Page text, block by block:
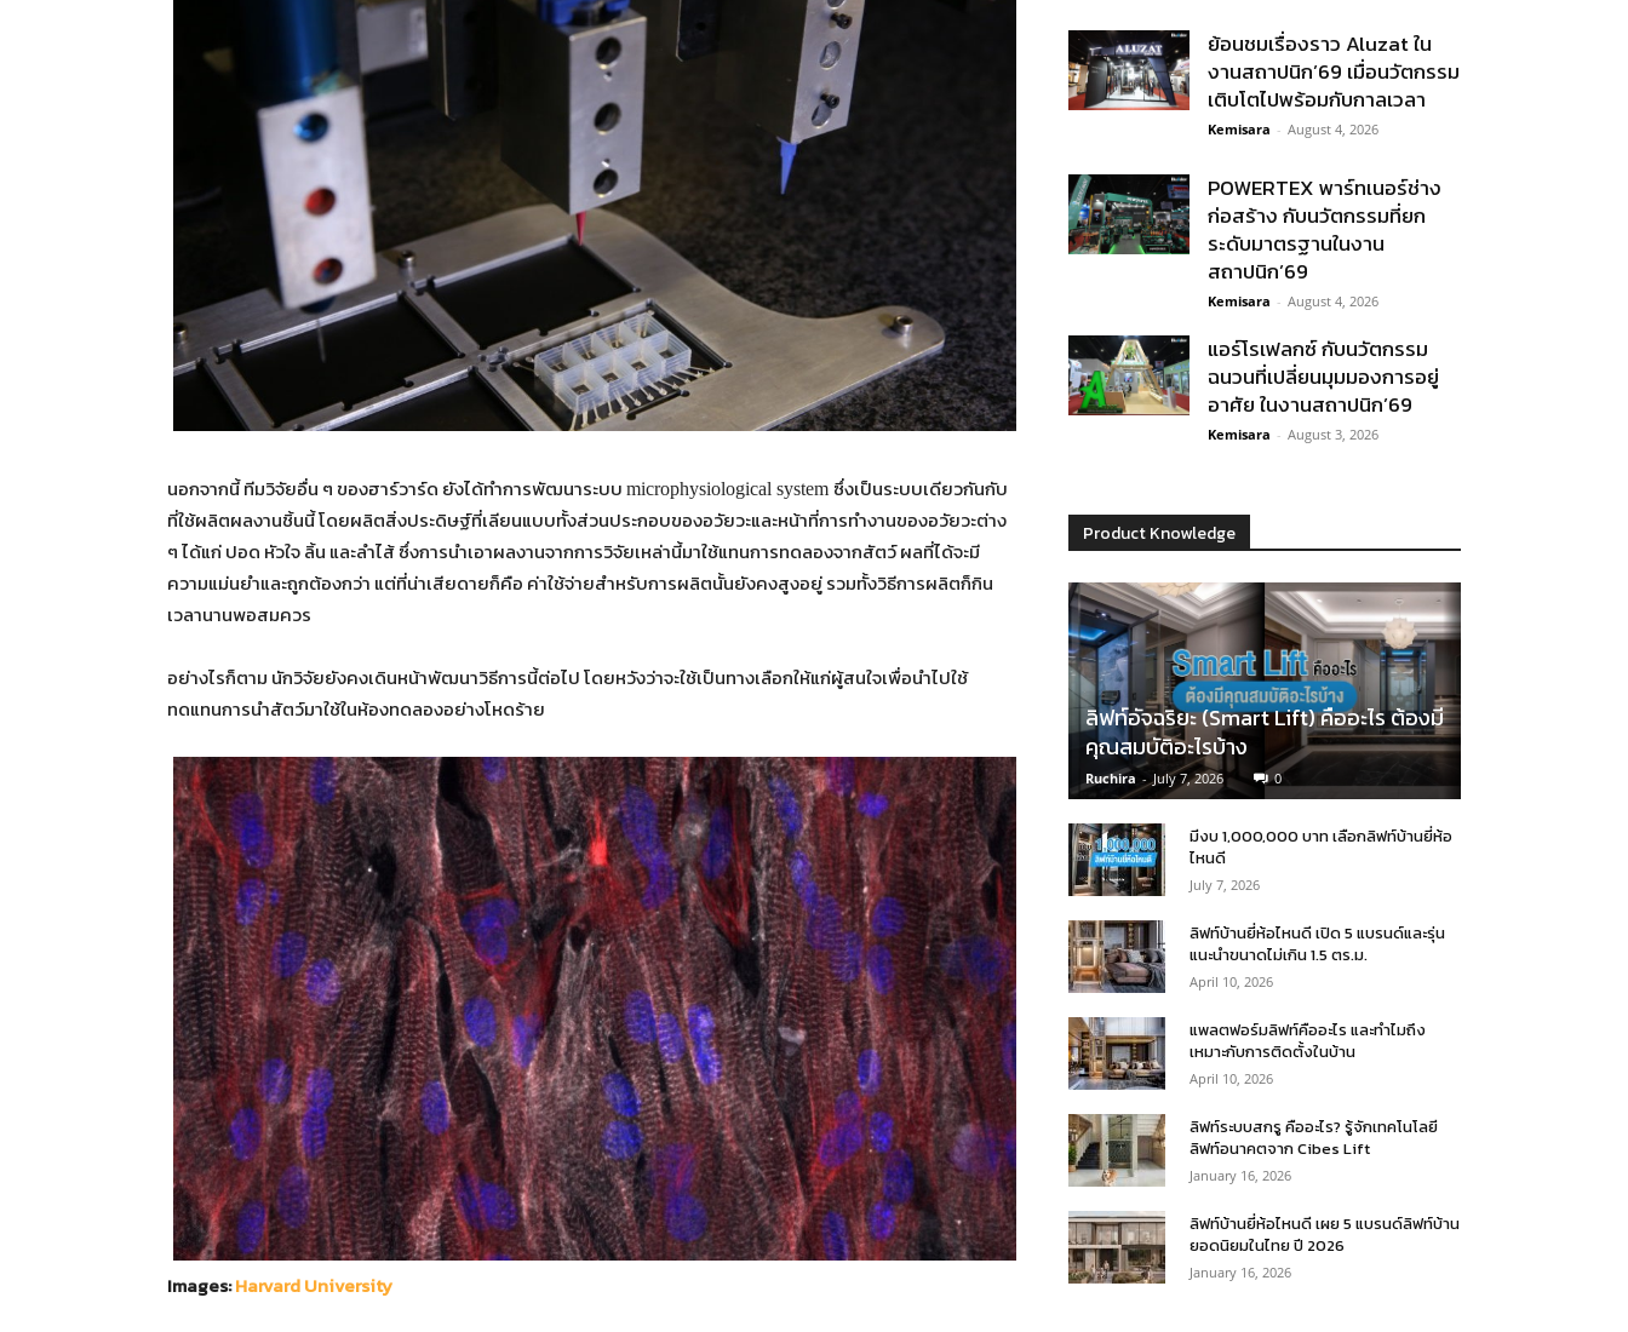
นอกจากนี้ ทีมวิจัยอื่น ๆ ของฮาร์วาร์ด ยังได้ทำการพัฒนาระบบ microphysiological system ซึ่งเป็นระบบเดียวกันกับ
ที่ใช้ผลิตผลงานชิ้นนี้ โดยผลิตสิ่งประดิษฐ์ที่เลียนแบบทั้งส่วนประกอบของอวัยวะและหน้าที่การทำงานของอวัยวะต่าง
ๆ ได้แก่ ปอด หัวใจ ลิ้น และลำไส้ ซึ่งการนำเอาผลงานจากการวิจัยเหล่านี้มาใช้แทนการทดลองจากสัตว์ ผลที่ได้จะมี
ความแม่นยำและถูกต้องกว่า แต่ที่น่าเสียดายก็คือ ค่าใช้จ่ายสำหรับการผลิตนั้นยังคงสูงอยู่ รวมทั้งวิธีการผลิตก็กิน
เวลานานพอสมควร
อย่างไรก็ตาม นักวิจัยยังคงเดินหน้าพัฒนาวิธีการนี้ต่อไป โดยหวังว่าจะใช้เป็นทางเลือกให้แก่ผู้สนใจเพื่อนำไปใช้
ทดแทนการนำสัตว์มาใช้ในห้องทดลองอย่างโหดร้าย
Images:Harvard University
ย้อนชมเรื่องราว Aluzat ใน
งานสถาปนิก’69 เมื่อนวัตกรรม
เติบโตไปพร้อมกับกาลเวลา
Kemisara - August 4, 2026
POWERTEX พาร์ทเนอร์ช่าง
ก่อสร้าง กับนวัตกรรมที่ยก
ระดับมาตรฐานในงาน
สถาปนิก’69
Kemisara - August 4, 2026
แอร์โรเฟลกซ์ กับนวัตกรรม
ฉนวนที่เปลี่ยนมุมมองการอยู่
อาศัย ในงานสถาปนิก’69
Kemisara - August 3, 2026
Product Knowledge
ลิฟท์อัจฉริยะ (Smart Lift) คืออะไร ต้องมี
คุณสมบัติอะไรบ้าง
Ruchira - July 7, 2026 0
มีงบ 1,000,000 บาท เลือกลิฟท์บ้านยี่ห้อ
ไหนดี
July 7, 2026
ลิฟท์บ้านยี่ห้อไหนดี เปิด 5 แบรนด์และรุ่น
แนะนำขนาดไม่เกิน 1.5 ตร.ม.
April 10, 2026
แพลตฟอร์มลิฟท์คืออะไร และทำไมถึง
เหมาะกับการติดตั้งในบ้าน
April 10, 2026
ลิฟท์ระบบสกรู คืออะไร? รู้จักเทคโนโลยี
ลิฟท์อนาคตจาก Cibes Lift
January 16, 2026
ลิฟท์บ้านยี่ห้อไหนดี เผย 5 แบรนด์ลิฟท์บ้าน
ยอดนิยมในไทย ปี 2026
January 16, 2026